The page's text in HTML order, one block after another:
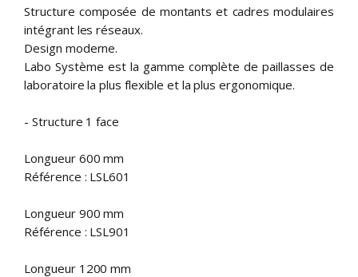
Structure composée de montants et cadres modulaires
intégrant les réseaux.
Design moderne.
Labo Système est la gamme complète de paillasses de
laboratoire la plus flexible et la plus ergonomique.
- Structure 1 face
Longueur 600 mm
Référence : LSL601
Longueur 900 mm
Référence : LSL901
Longueur 1200 mm